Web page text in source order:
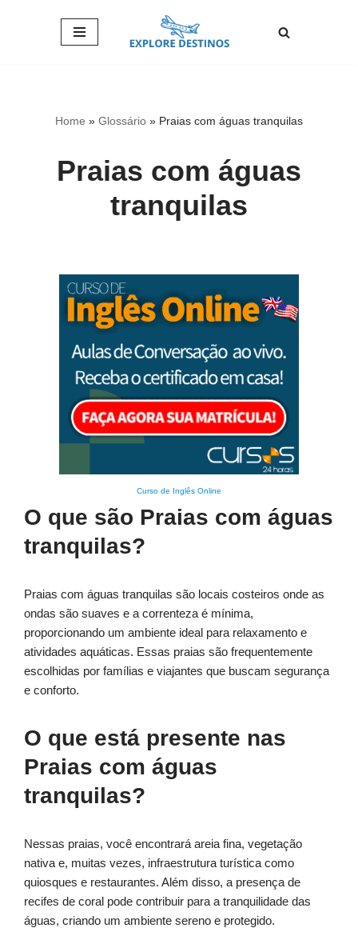
Home » Glossário » Praias com águas tranquilas
Praias com águas
tranquilas
Curso de Inglês Online
O que são Praias com águas
tranquilas?
Praias com águas tranquilas são locais costeiros onde as
ondas são suaves e a correnteza é mínima,
proporcionando um ambiente ideal para relaxamento e
atividades aquáticas. Essas praias são frequentemente
escolhidas por famílias e viajantes que buscam segurança
e conforto.
O que está presente nas
Praias com águas
tranquilas?
Nessas praias, você encontrará areia fina, vegetação
nativa e, muitas vezes, infraestrutura turística como
quiosques e restaurantes. Além disso, a presença de
recifes de coral pode contribuir para a tranquilidade das
águas, criando um ambiente sereno e protegido.